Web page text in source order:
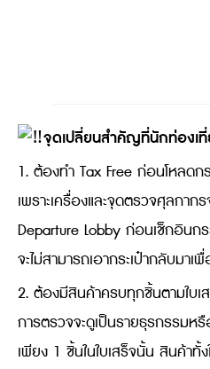
จุดเปลี่ยนสำคัญที่นักท่องเ
1. ต้องทำ Tax Free ก่อนโหลดกร
เพราะเครื่องและจุดตรวจศุลกา
Departure Lobby ก่อนเช็กอินกร
จะไม่สามารถเอากระเป๋ากลับมาเ
2. ต้องมีสินค้าครบทุกชิ้นตามใบเ
การตรวจจะดูเป็นรายธุรกรรมห
เพียง 1 ชิ้นในใบเสร็จนั้น สินค้าทั้